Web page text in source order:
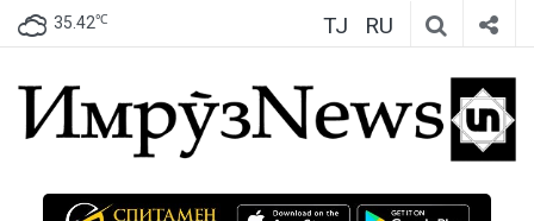
35.42℃ TJ RU
ИмрӯзNews